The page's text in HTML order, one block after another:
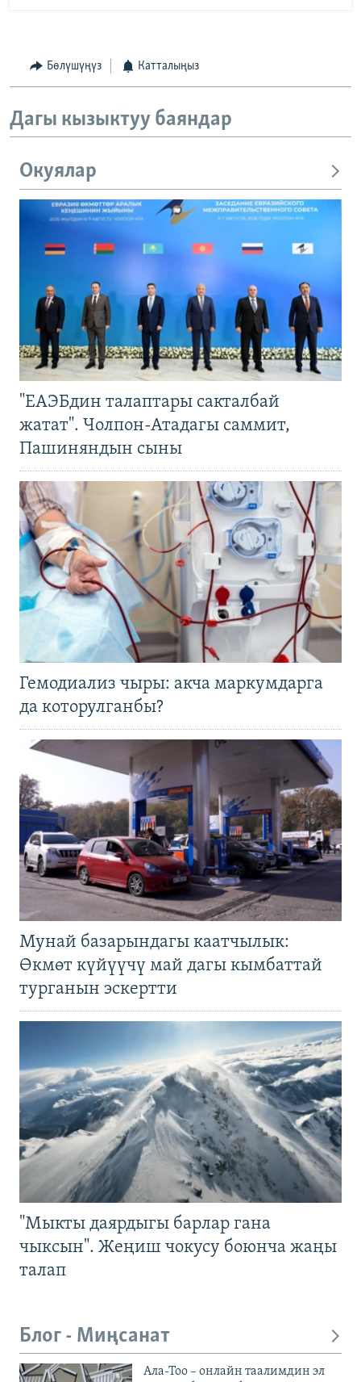
Бөлүшүңүз Катталыңыз
Дагы кызыктуу баяндар
Окуялар
"ЕАЭБдин талаптары сакталбай
жатат". Чолпон-Атадагы саммит,
Пашиняндын сыны
Гемодиализ чыры: акча маркумдарга
да которулганбы?
Мунай базарындагы каатчылык:
Өкмөт күйүүчү май дагы кымбаттай
турганын эскертти
"Мыкты даярдыгы барлар гана
чыксын". Жеңиш чокусу боюнча жаңы
талап
Блог - Миңсанат
Ала-Тоо – онлайн таалимдин эл